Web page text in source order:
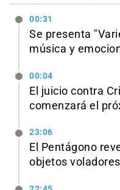
00:31
Se presenta
música y
00:04
El juicio contra
comenzará el
23:06
El Pentágono
objetos